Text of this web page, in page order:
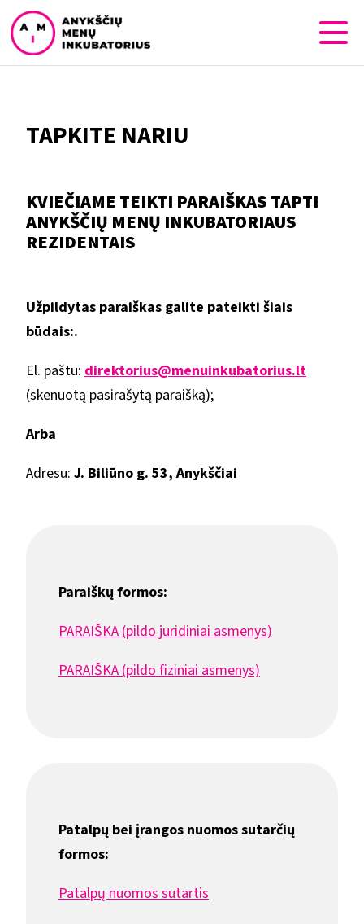
TAPKITE NARIU
Paraiškų formos:
PARAIŠKA (pildo juridiniai asmenys)
PARAIŠKA (pildo fiziniai asmenys)
Patalpų bei įrangos nuomos sutarčių
formos:
Patalpų nuomos sutartis
KVIEČIAME TEIKTI PARAIŠKAS TAPTI
ANYKŠČIŲ MENŲ INKUBATORIAUS
REZIDENTAIS
Užpildytas paraiškas galite pateikti šiais
būdais:.
El. paštu: direktorius@menuinkubatorius.lt
(skenuotą pasirašytą paraišką);
Arba
Adresu: J. Biliūno g. 53, Anykščiai